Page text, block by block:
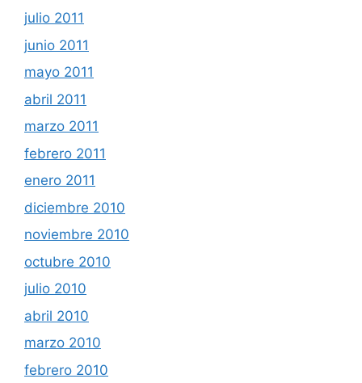
julio 2011
junio 2011
mayo 2011
abril 2011
marzo 2011
febrero 2011
enero 2011
diciembre 2010
noviembre 2010
octubre 2010
julio 2010
abril 2010
marzo 2010
febrero 2010